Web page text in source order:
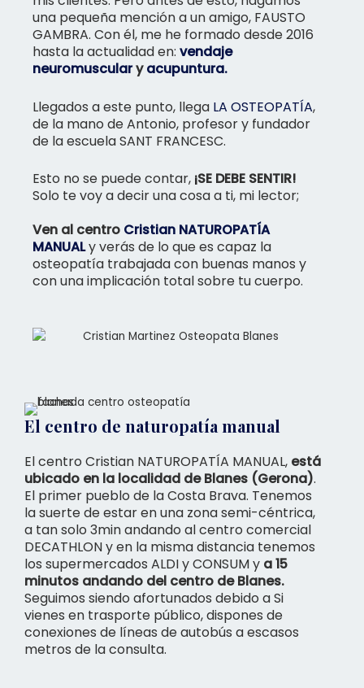
una pequeña mención a un amigo, FAUSTO
GAMBRA. Con él, me he formado desde 2016
hasta la actualidad en: vendaje
neuromuscularyacupuntura.
Llegados a este punto, llega LA OSTEOPATÍA,
de la mano de Antonio, profesor y fundador
de la escuela SANT FRANCESC.
Esto no se puede contar, ¡SE DEBE SENTIR!
Solo te voy a decir una cosa a ti, mi lector;
Ven al centro Cristian NATUROPATÍA
MANUALy verás de lo que es capaz la
osteopatía trabajada con buenas manos y
con una implicación total sobre tu cuerpo.
El centro de naturopatía manual
El centro Cristian NATUROPATÍA MANUAL, está
ubicado en la localidad de Blanes (Gerona).
El primer pueblo de la Costa Brava. Tenemos
la suerte de estar en una zona semi-céntrica,
a tan solo 3min andando al centro comercial
DECATHLON y en la misma distancia tenemos
los supermercados ALDI y CONSUM y a 15
minutos andando del centro de Blanes.
Seguimos siendo afortunados debido a Si
vienes en trasporte público, dispones de
conexiones de líneas de autobús a escasos
metros de la consulta.